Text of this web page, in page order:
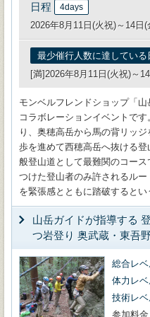
日程 4days
2026年8月11日(火祝)～14日(
最少催行人数に達している
[満]2026年8月11日(火祝)～
モンベルフレンドショップ「
コラボレーションイベントで
り、奥穂高岳から馬の背リッ
歩を進めて西穂高岳へ抜ける
般登山道として最難関のコー
つけた登山者のみ許されるル
を緊張感とともに踏破するとい
山岳ガイドが指導する
つ岩登り 奥武蔵・東吾
総合レ
体力レ
技術レ
参加料金